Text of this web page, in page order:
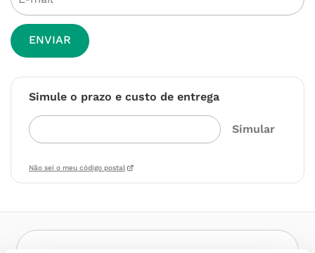
ENVIAR
Simule o prazo e custo de entrega
Não sei o meu código postal